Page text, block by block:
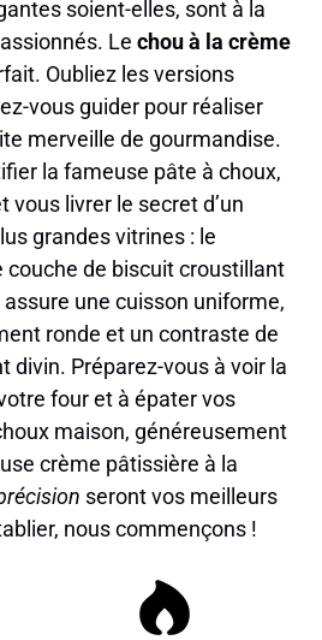
soient-elles, sont à la
Le chou à la crème
Oubliez les versions
vous guider pour réaliser
merveille de gourmandise.
la fameuse pâte à choux,
vous livrer le secret d’un
grandes vitrines : le
couche de biscuit croustillant
une cuisson uniforme,
ronde et un contraste de
divin. Préparez-vous à voir la
four et à épater vos
maison, généreusement
crème pâtissière à la
seront vos meilleurs
nous commençons !